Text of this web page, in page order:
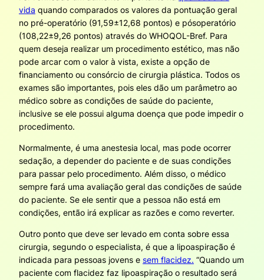
vida quando comparados os valores da pontuação geral
no pré-operatório (91,59±12,68 pontos) e pósoperatório
(108,22±9,26 pontos) através do WHOQOL-Bref. Para
quem deseja realizar um procedimento estético, mas não
pode arcar com o valor à vista, existe a opção de
financiamento ou consórcio de cirurgia plástica. Todos os
exames são importantes, pois eles dão um parâmetro ao
médico sobre as condições de saúde do paciente,
inclusive se ele possui alguma doença que pode impedir o
procedimento.
Normalmente, é uma anestesia local, mas pode ocorrer
sedação, a depender do paciente e de suas condições
para passar pelo procedimento. Além disso, o médico
sempre fará uma avaliação geral das condições de saúde
do paciente. Se ele sentir que a pessoa não está em
condições, então irá explicar as razões e como reverter.
Outro ponto que deve ser levado em conta sobre essa
cirurgia, segundo o especialista, é que a lipoaspiração é
indicada para pessoas jovens e sem flacidez. “Quando um
paciente com flacidez faz lipoaspiração o resultado será